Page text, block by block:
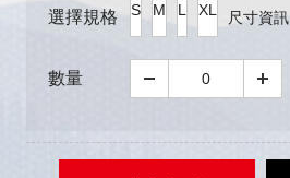
選擇規格 S M L XL 尺寸資訊
數量